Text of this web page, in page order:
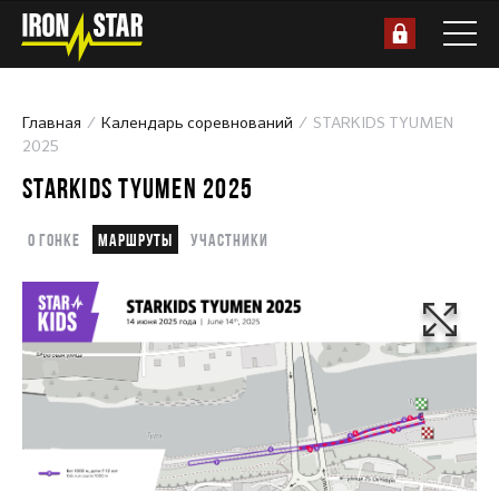
Главная Календарь соревнований
STARKIDS TYUMEN
2025
STARKIDS TYUMEN 2025
О гонке Маршруты Участники